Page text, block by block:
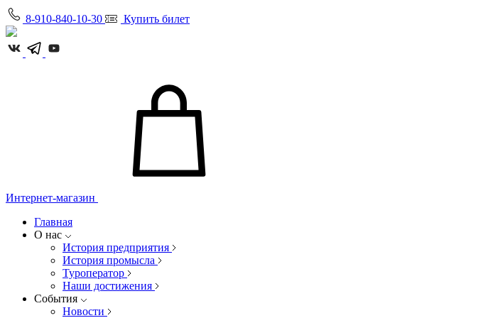
8-910-840-10-30 Купить билет
Интернет-магазин
Главная
О нас
История предприятия
История промысла
Туроператор
Наши достижения
События
Новости